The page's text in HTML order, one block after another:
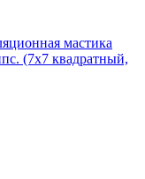
мастика
(7х7 квадратный,